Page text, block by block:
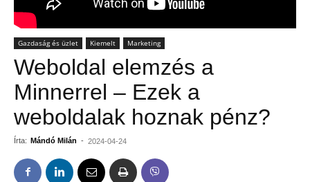
Gazdaság és üzlet Kiemelt Marketing
Weboldal elemzés a
Minnerrel – Ezek a
weboldalak hoznak pénz?
Írta: Mándó Milán - 2024-04-24